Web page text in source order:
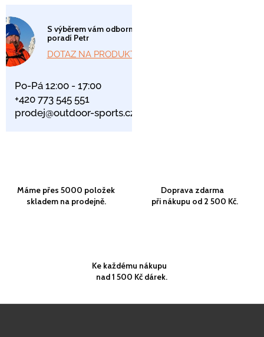
S výběrem vám odborně
poradí Petr
DOTAZ NA PRODUKT
Po-Pá 12:00 - 17:00
+420 773 545 551
prodej@outdoor-sports.cz
Máme přes 5000 položek
skladem na prodejně.
Doprava zdarma
při nákupu od 2 500 Kč.
Ke každému nákupu
nad 1 500 Kč dárek.